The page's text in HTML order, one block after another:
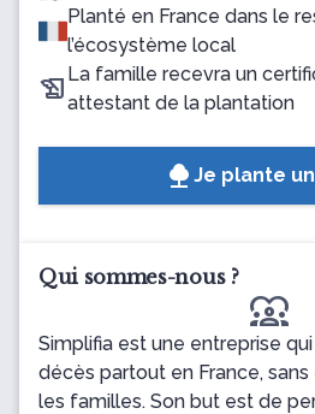
Planté en France dans le
l’écosystème local
La famille recevra un
attestant de la plantation
Je plante
Qui sommes-nous ?
diversity_1
Simplifia est une entreprise
décès partout en France,
les familles. Son but est de